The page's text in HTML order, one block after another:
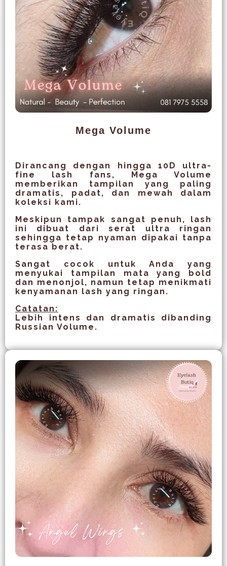
Mega Volume
Dirancang dengan hingga 10D ultra-
fine lash fans, Mega Volume
memberikan tampilan yang paling
dramatis, padat, dan mewah dalam
koleksi kami.
Meskipun tampak sangat penuh, lash
ini dibuat dari serat ultra ringan
sehingga tetap nyaman dipakai tanpa
terasa berat.
Sangat cocok untuk Anda yang
menyukai tampilan mata yang bold
dan menonjol, namun tetap menikmati
kenyamanan lash yang ringan.
Catatan:
Lebih intens dan dramatis dibanding
Russian Volume.